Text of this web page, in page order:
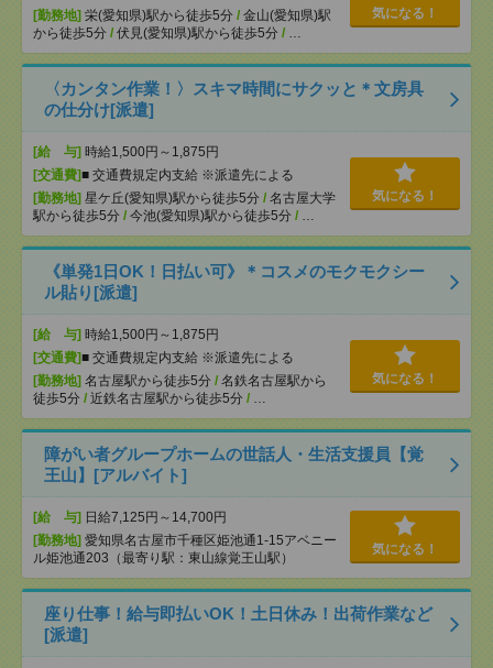
[勤務地] 栄(愛知県)駅から徒歩5分 / 金山(愛知県)駅
から徒歩5分 / 伏見(愛知県)駅から徒歩5分 / …
気になる！
〈カンタン作業！〉スキマ時間にサクッと＊文房具
の仕分け[派遣]
[給 与] 時給1,500円～1,875円
[交通費]■ 交通費規定内支給 ※派遣先による
[勤務地] 星ケ丘(愛知県)駅から徒歩5分 / 名古屋大学
駅から徒歩5分 / 今池(愛知県)駅から徒歩5分 / …
気になる！
《単発1日OK！日払い可》＊コスメのモクモクシー
ル貼り[派遣]
[給 与] 時給1,500円～1,875円
[交通費]■ 交通費規定内支給 ※派遣先による
[勤務地] 名古屋駅から徒歩5分 / 名鉄名古屋駅から
徒歩5分 / 近鉄名古屋駅から徒歩5分 / …
気になる！
障がい者グループホームの世話人・生活支援員【覚
王山】[アルバイト]
[給 与] 日給7,125円～14,700円
[勤務地] 愛知県名古屋市千種区姫池通1-15アベニー
ル姫池通203（最寄り駅：東山線覚王山駅）
気になる！
座り仕事！給与即払いOK！土日休み！出荷作業など
[派遣]